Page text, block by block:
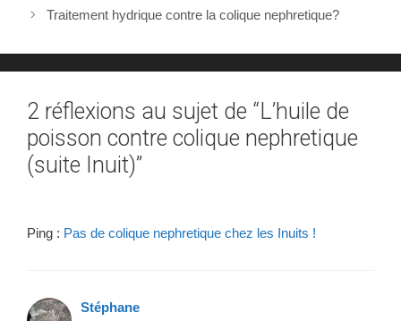
Traitement hydrique contre la colique nephretique?
2 réflexions au sujet de “L’huile de
poisson contre colique nephretique
(suite Inuit)”
Ping : Pas de colique nephretique chez les Inuits !
Stéphane